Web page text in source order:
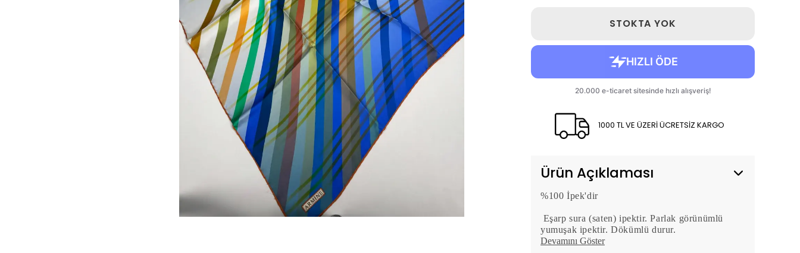
STOKTA YOK
1000 TL VE ÜZERİ ÜCRETSİZ KARGO
Ürün Açıklaması
%100 İpek'dir
Eşarp sura (saten) ipektir. Parlak görünümlü
yumuşak ipektir. Dökümlü durur.
Devamını Göster